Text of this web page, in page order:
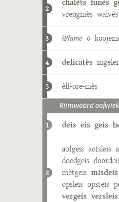
2
vreugmès walvès
3 iPhone 6
4 delicatès
5 èlf-ore-mès
Rijmwäörd
1 deis eis geis
2
aofgeis aofsleis
doedgeis
mètgeis misdeis
opsleis opsteis
vergeis versleis